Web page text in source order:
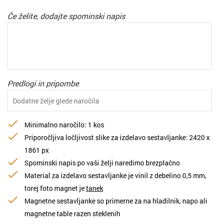
Če želite, dodajte spominski napis
Predlogi in pripombe
Minimalno naročilo: 1 kos
Priporočljiva ločljivost slike za izdelavo sestavljanke: 2420 х
1861 px
Spominski napis po vaši želji naredimo brezplačno
Material za izdelavo sestavljanke je vinil z debelino 0,5 mm,
torej foto magnet jetanek
Magnetne sestavljanke so primerne za na hladilnik, napo ali
magnetne table razen steklenih